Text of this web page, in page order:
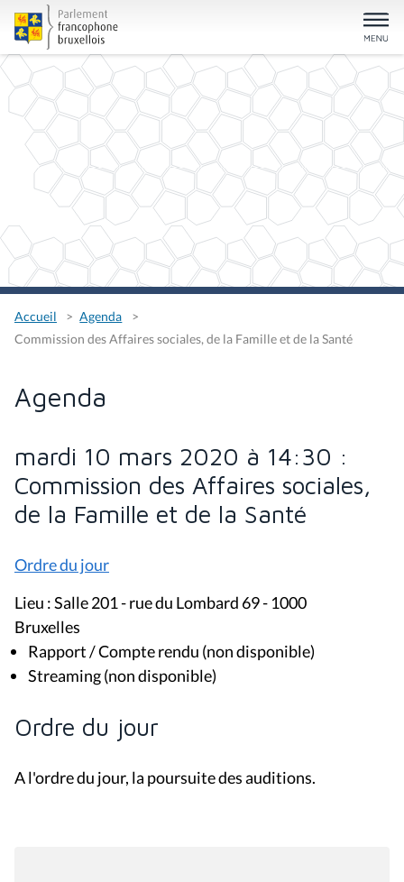
Accueil
Agenda
Commission des Affaires sociales, de la Famille et de la Santé
Agenda
mardi 10 mars 2020 à 14:30 :
Commission des Affaires sociales,
de la Famille et de la Santé
Ordre du jour
Lieu : Salle 201 - rue du Lombard 69 - 1000
Bruxelles
Rapport / Compte rendu (non disponible)
Streaming (non disponible)
Ordre du jour
A l'ordre du jour, la poursuite des auditions.